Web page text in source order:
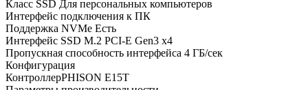
Класс SSD Для персональных компьютеров
Интерфейс подключения к ПК
Поддержка NVMe Есть
Интерфейс SSD M.2 PCI-E Gen3 x4
Пропускная способность интерфейса 4 ГБ/сек
Конфигурация
КонтроллерPHISON E15T